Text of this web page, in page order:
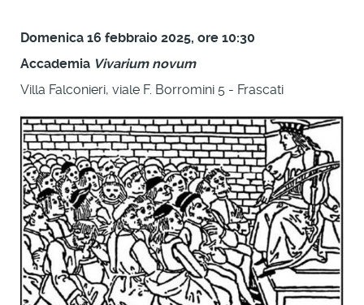
Domenica 16 febbraio 2025, ore 10:30
Accademia Vivarium novum
Villa Falconieri, viale F. Borromini 5 - Frascati